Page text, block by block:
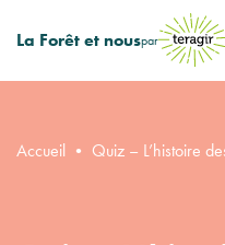
La Forêt et nouspar
Accueil • Quiz – L’histoire